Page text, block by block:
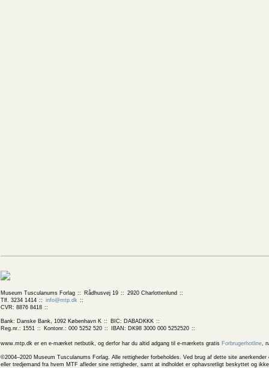
Museum Tusculanums Forlag Rådhusvej 19
2920 Charlottenlund
Tlf. 3234 1414
info@mtp.dk
CVR: 8876 8418
Bank: Danske Bank, 1092 København K
BIC: DABADKKK
Reg.nr.: 1551
Kontonr.: 000 5252 520 IBAN: DK98 3000 000 5252520
www.mtp.dk er en e-mærket netbutik, og derfor har du altid adgang til e-mærkets gratis Forbrugerhotline,
©2004–2020 Museum Tusculanums Forlag. Alle rettigheder forbeholdes. Ved brug af dette site
eller tredjemand fra hvem MTF afleder sine rettigheder, samt at indholdet er ophavsretligt beskyttet og